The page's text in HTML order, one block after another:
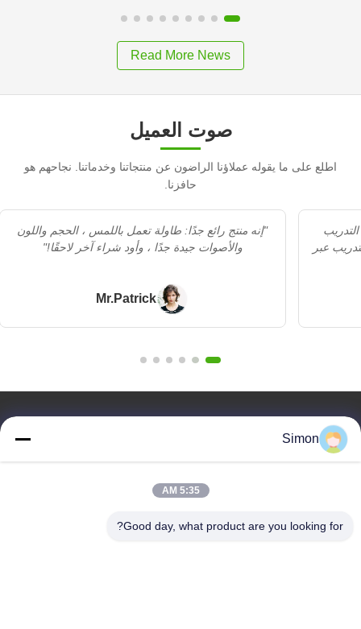
Read More News
صوت العميل
اطلع على ما يقوله عملاؤنا الراضون عن منتجاتنا وخدماتنا. نجاحهم هو
حافزنا.
"Recommedation جيد. الاستقبال محترف. التدريب
من التدريب عبر
"إنه منتج رائع جدًا: طاولة تعمل باللمس ، الحجم واللون
والأصوات جيدة جدًا ، وأود شراء آخر لاحقًا!"
Mr.Patrick
فيديوهات
مدونة
Simon
5:35 AM
Good day, what product are you looking for?